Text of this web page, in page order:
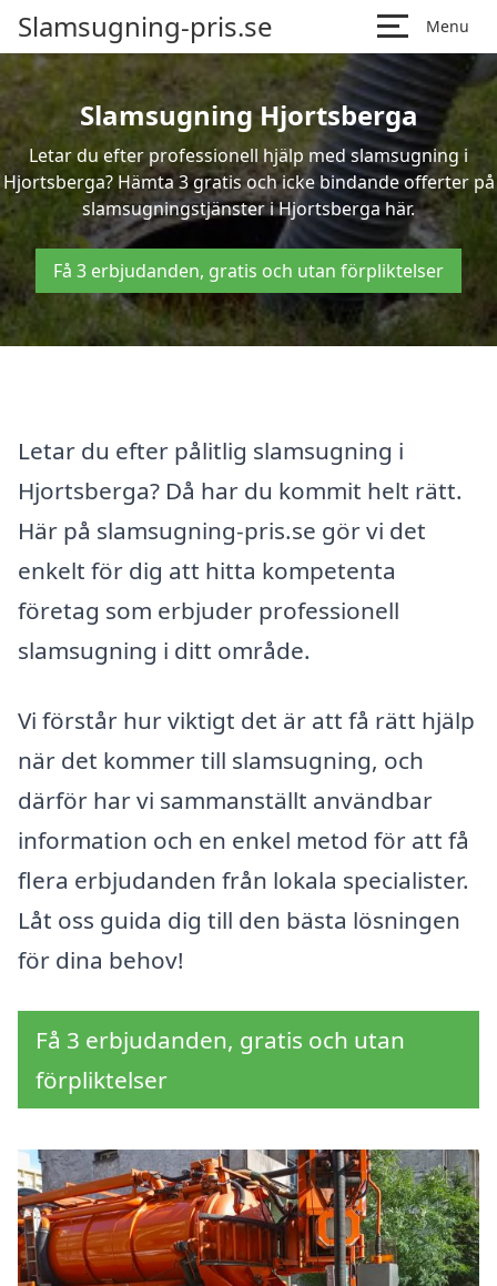
Slamsugning-pris.se Menu
Slamsugning Hjortsberga
Letar du efter professionell hjälp med slamsugning i
Hjortsberga? Hämta 3 gratis och icke bindande offerter på
slamsugningstjänster i Hjortsberga här.
Få 3 erbjudanden, gratis och utan förpliktelser
Letar du efter pålitlig slamsugning i
Hjortsberga? Då har du kommit helt rätt.
Här på slamsugning-pris.se gör vi det
enkelt för dig att hitta kompetenta
företag som erbjuder professionell
slamsugning i ditt område.
Vi förstår hur viktigt det är att få rätt hjälp
när det kommer till slamsugning, och
därför har vi sammanställt användbar
information och en enkel metod för att få
flera erbjudanden från lokala specialister.
Låt oss guida dig till den bästa lösningen
för dina behov!
Få 3 erbjudanden, gratis och utan
förpliktelser